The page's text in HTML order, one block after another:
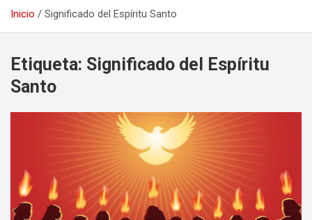
Inicio Significado del Espíritu Santo
Etiqueta: Significado del Espíritu
Santo